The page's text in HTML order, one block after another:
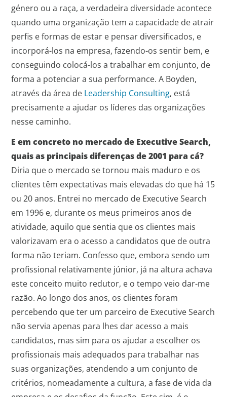
género ou a raça, a verdadeira diversidade acontece
quando uma organização tem a capacidade de atrair
perfis e formas de estar e pensar diversificados, e
incorporá-los na empresa, fazendo-os sentir bem, e
conseguindo colocá-los a trabalhar em conjunto, de
forma a potenciar a sua performance. A Boyden,
através da área de Leadership Consulting, está
precisamente a ajudar os líderes das organizações
nesse caminho.
E em concreto no mercado de Executive Search,
quais as principais diferenças de 2001 para cá?
Diria que o mercado se tornou mais maduro e os
clientes têm expectativas mais elevadas do que há 15
ou 20 anos. Entrei no mercado de Executive Search
em 1996 e, durante os meus primeiros anos de
atividade, aquilo que sentia que os clientes mais
valorizavam era o acesso a candidatos que de outra
forma não teriam. Confesso que, embora sendo um
profissional relativamente júnior, já na altura achava
este conceito muito redutor, e o tempo veio dar-me
razão. Ao longo dos anos, os clientes foram
percebendo que ter um parceiro de Executive Search
não servia apenas para lhes dar acesso a mais
candidatos, mas sim para os ajudar a escolher os
profissionais mais adequados para trabalhar nas
suas organizações, atendendo a um conjunto de
critérios, nomeadamente a cultura, a fase de vida da